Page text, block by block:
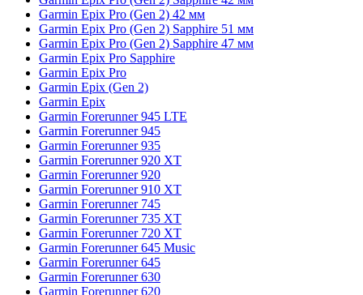
Garmin Epix Pro (Gen 2) 42 мм
Garmin Epix Pro (Gen 2) Sapphire 51 мм
Garmin Epix Pro (Gen 2) Sapphire 47 мм
Garmin Epix Pro Sapphire
Garmin Epix Pro
Garmin Epix (Gen 2)
Garmin Epix
Garmin Forerunner 945 LTE
Garmin Forerunner 945
Garmin Forerunner 935
Garmin Forerunner 920 XT
Garmin Forerunner 920
Garmin Forerunner 910 XT
Garmin Forerunner 745
Garmin Forerunner 735 XT
Garmin Forerunner 720 XT
Garmin Forerunner 645 Music
Garmin Forerunner 645
Garmin Forerunner 630
Garmin Forerunner 620